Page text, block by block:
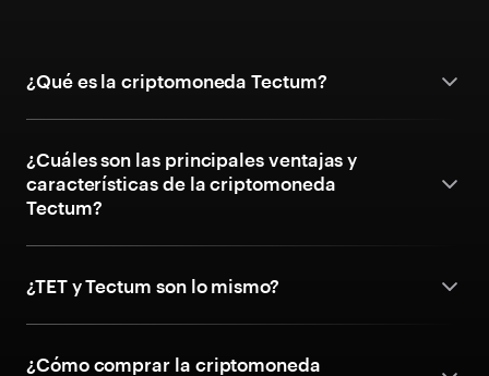
¿Qué es la criptomoneda Tectum?
¿Cuáles son las principales ventajas y
características de la criptomoneda
Tectum?
¿TET y Tectum son lo mismo?
¿Cómo comprar la criptomoneda